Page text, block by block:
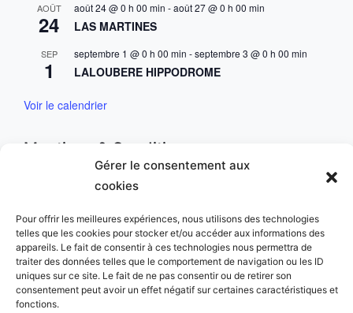
Gérer le consentement aux
cookies
Pour offrir les meilleures expériences, nous utilisons des technologies
telles que les cookies pour stocker et/ou accéder aux informations des
appareils. Le fait de consentir à ces technologies nous permettra de
traiter des données telles que le comportement de navigation ou les ID
uniques sur ce site. Le fait de ne pas consentir ou de retirer son
consentement peut avoir un effet négatif sur certaines caractéristiques et
fonctions.
AOÛT
24
août 24 @ 0 h 00 min -août 27 @ 0 h 00 min
LAS MARTINES
SEP
1
septembre 1 @ 0 h 00 min -septembre 3 @ 0 h 00 min
LALOUBERE HIPPODROME
Voir le calendrier
Mentions & Conditions
Mentions Légales
Charte des données personnelles